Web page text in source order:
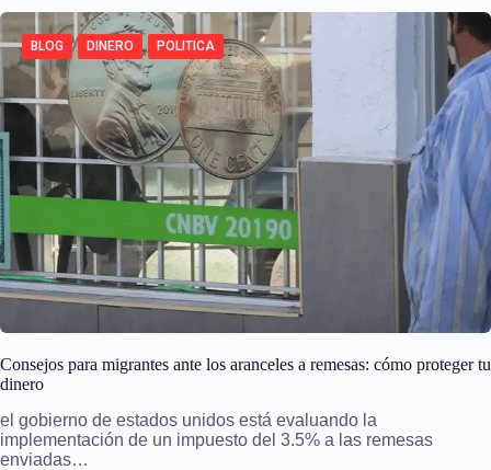
BLOG DINERO POLITICA
Consejos para migrantes ante los aranceles a remesas: cómo proteger tu
dinero
el gobierno de estados unidos está evaluando la
implementación de un impuesto del 3.5% a las remesas
enviadas…